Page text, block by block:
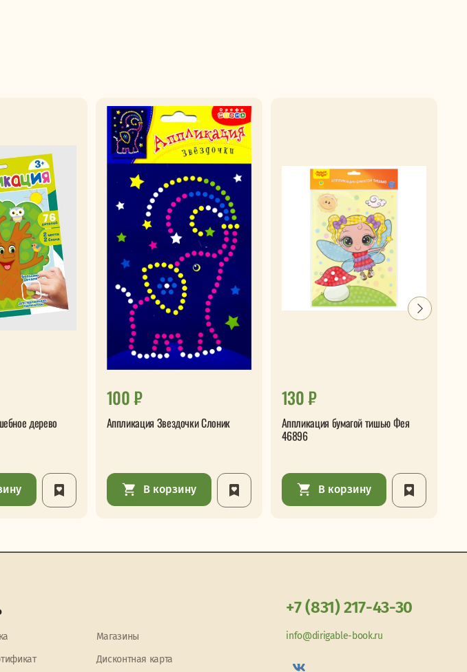
дерево
100 ₽
Аппликация Звездочки Слоник
В корзину
130 ₽
Аппликация бумагой тишью Фея
46896
В корзину
Магазины
Дисконтная карта
+7 (831) 217-43-30
info@dirigable-book.ru